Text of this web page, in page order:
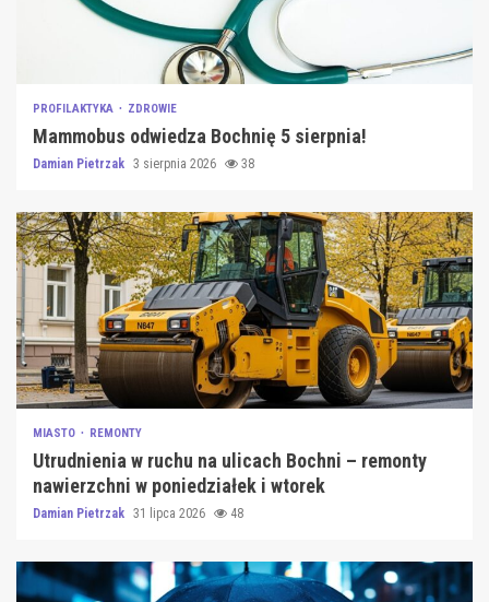
PROFILAKTYKA ZDROWIE
Mammobus odwiedza Bochnię 5 sierpnia!
Damian Pietrzak 3 sierpnia 2026 38
MIASTO REMONTY
Utrudnienia w ruchu na ulicach Bochni – remonty
nawierzchni w poniedziałek i wtorek
Damian Pietrzak 31 lipca 2026 48